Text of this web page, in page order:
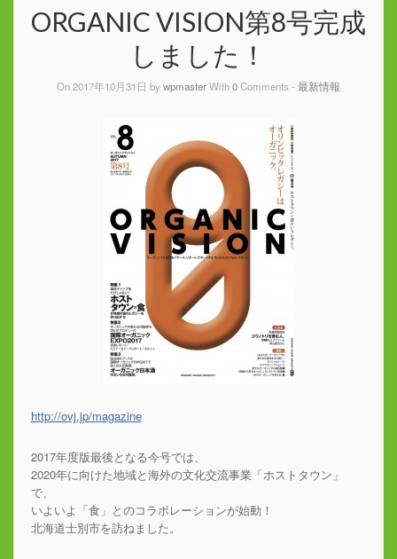
ORGANIC VISION第8号完成
しました！
On 2017年10月31日 bywpmasterWith0Comments - 最新情報
http://ovj.jp/magazine
2017年度版最後となる今号では、
2020年に向けた地域と海外の文化交流事業「ホストタウン」
で、
いよいよ「食」とのコラボレーションが始動！
北海道士別市を訪ねました。